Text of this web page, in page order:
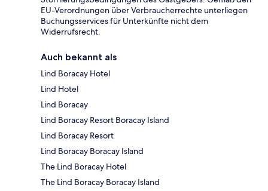
EU-Verordnungen über Verbraucherrechte unterliegen
Buchungsservices für Unterkünfte nicht dem
Widerrufsrecht.
Auch bekannt als
Lind Boracay Hotel
Lind Hotel
Lind Boracay
Lind Boracay Resort Boracay Island
Lind Boracay Resort
Lind Boracay Boracay Island
The Lind Boracay Hotel
The Lind Boracay Boracay Island